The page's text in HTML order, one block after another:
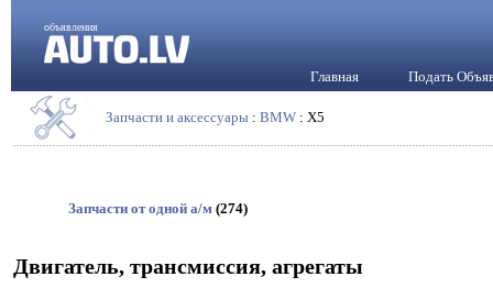
объявления
Главная Подать
Запчасти и аксессуары : BMW : X5
Запчасти от одной а/м (274)
Двигатель, трансмиссия, агрегаты